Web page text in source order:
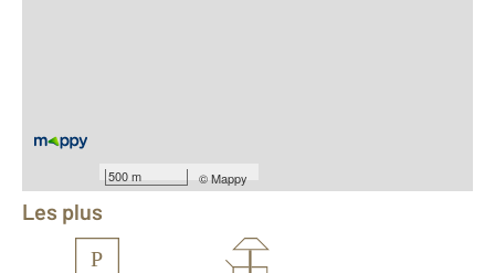
500 m ©Mappy
Équipements
Les plus
P